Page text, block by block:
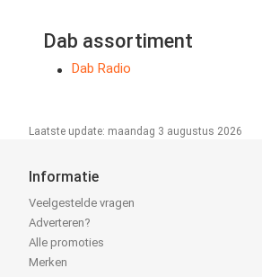
Dab assortiment
Dab Radio
Laatste update: maandag 3 augustus 2026
Informatie
Veelgestelde vragen
Adverteren?
Alle promoties
Merken